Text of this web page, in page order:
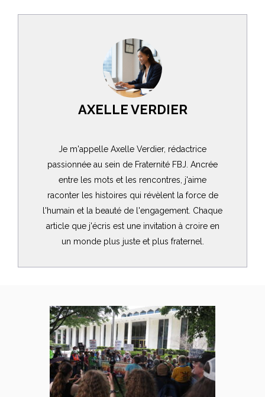
AXELLE VERDIER
Je m'appelle Axelle Verdier, rédactrice
passionnée au sein de Fraternité FBJ. Ancrée
entre les mots et les rencontres, j'aime
raconter les histoires qui révèlent la force de
l'humain et la beauté de l'engagement. Chaque
article que j'écris est une invitation à croire en
un monde plus juste et plus fraternel.